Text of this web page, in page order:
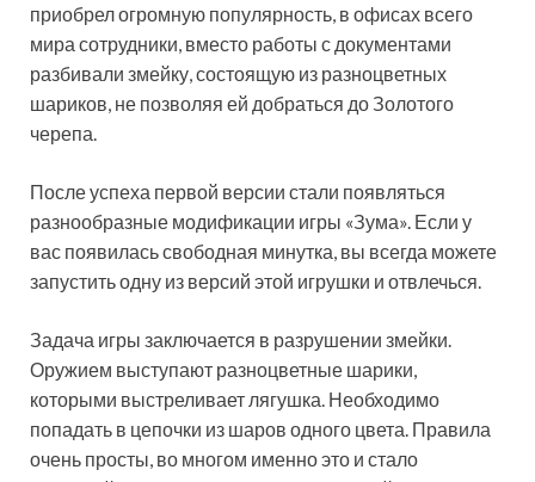
приобрел огромную популярность, в офисах всего
мира сотрудники, вместо работы с документами
разбивали змейку, состоящую из разноцветных
шариков, не позволяя ей добраться до Золотого
черепа.
После успеха первой версии стали появляться
разнообразные модификации игры «Зума». Если у
вас появилась свободная минутка, вы всегда можете
запустить одну из версий этой игрушки и отвлечься.
Задача игры заключается в разрушении змейки.
Оружием выступают разноцветные шарики,
которыми выстреливает лягушка. Необходимо
попадать в цепочки из шаров одного цвета. Правила
очень просты, во многом именно это и стало